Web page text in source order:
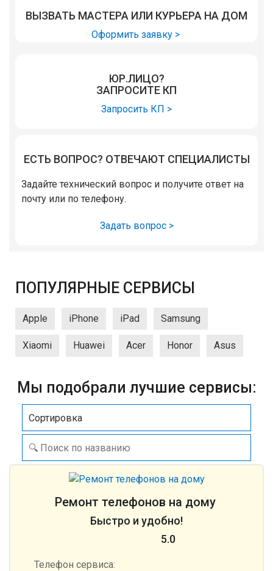
ВЫЗВАТЬ МАСТЕРА ИЛИ КУРЬЕРА НА ДОМ
Оформить заявку >
ЮР.ЛИЦО?
ЗАПРОСИТЕ КП
Запросить КП >
ЕСТЬ ВОПРОС? ОТВЕЧАЮТ СПЕЦИАЛИСТЫ
Задайте технический вопрос и получите ответ на
почту или по телефону.
Задать вопрос >
ПОПУЛЯРНЫЕ СЕРВИСЫ
Apple iPhone iPad Samsung
Xiaomi Huawei Acer Honor Asus
Мы подобрали лучшие сервисы:
Сортировка
Ремонт телефонов на дому
Быстро и удобно!
5.0
Телефон сервиса: